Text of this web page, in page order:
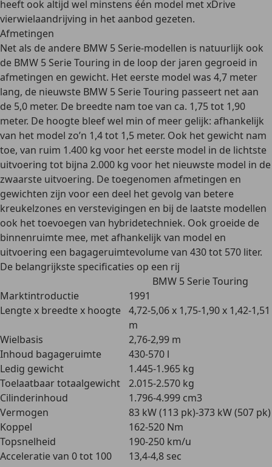
heeft ook altijd wel minstens één model metxDrive
vierwielaandrijving in het aanbod gezeten.
Afmetingen
Net als de andere BMW 5 Serie-modellen is natuurlijk ook
de BMW 5 Serie Touring in de loop der jaren gegroeid in
afmetingen en gewicht. Het eerste model was 4,7 meter
lang, de nieuwste BMW 5 Serie Touring passeert net aan
de 5,0 meter. De breedte nam toe van ca. 1,75 tot 1,90
meter. De hoogte bleef wel min of meer gelijk: afhankelijk
van het model zo’n 1,4 tot 1,5 meter. Ook het gewicht nam
toe, van ruim 1.400 kg voor het eerste model in de lichtste
uitvoering tot bijna 2.000 kg voor het nieuwste model in de
zwaarste uitvoering. De toegenomen afmetingen en
gewichten zijn voor een deel het gevolg van betere
kreukelzones en verstevigingen en bij de laatste modellen
ook het toevoegen van hybridetechniek. Ook groeide de
binnenruimte mee, met afhankelijk van model en
uitvoering een bagageruimtevolume van 430 tot 570 liter.
De belangrijkste specificaties op een rij
BMW 5 Serie Touring
Marktintroductie
1991
Lengte x breedte x hoogte 4,72-5,06 x 1,75-1,90 x 1,42-1,51
m
Wielbasis
2,76-2,99 m
Inhoud bagageruimte
430-570 l
Ledig gewicht
1.445-1.965 kg
Toelaatbaar totaalgewicht
2.015-2.570 kg
Cilinderinhoud
1.796-4.999 cm3
Vermogen
83 kW (113 pk)-373 kW (507 pk)
Koppel
162-520 Nm
Topsnelheid
190-250 km/u
Acceleratie van 0 tot 100
13,4-4,8 sec